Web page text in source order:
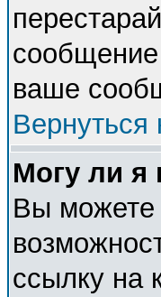
ваше
Вернуться
Могу ли я
Вы можете
ссылку на